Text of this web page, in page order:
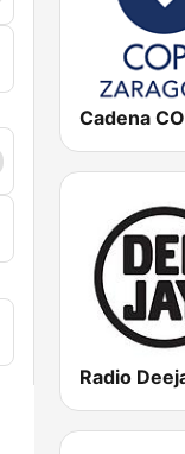
Radio